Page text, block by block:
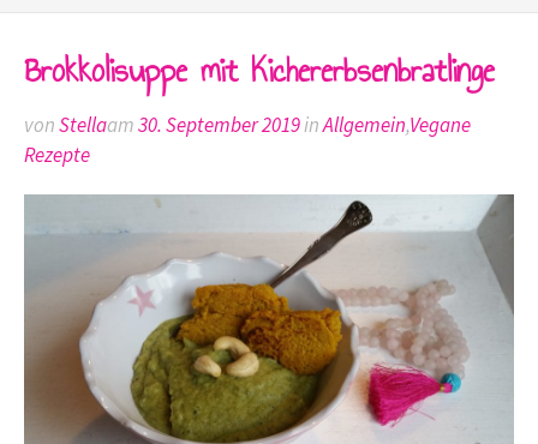
Brokkolisuppe mit Kichererbsenbratlinge
vonStellaam30. September 2019inAllgemein,Vegane
Rezepte